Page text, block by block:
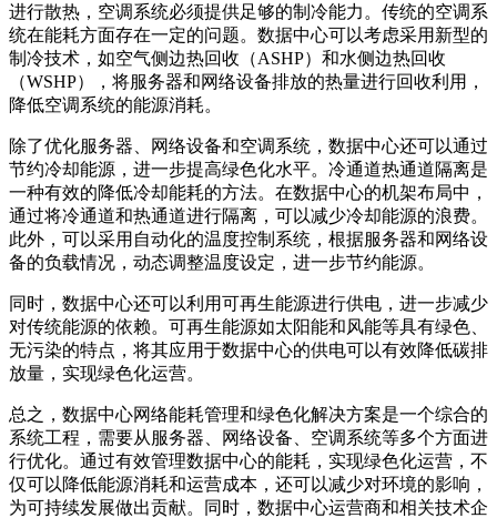
进行散热，空调系统必须提供足够的制冷能力。传统的空调系
统在能耗方面存在一定的问题。数据中心可以考虑采用新型的
制冷技术，如空气侧边热回收（ASHP）和水侧边热回收
（WSHP），将服务器和网络设备排放的热量进行回收利用，
降低空调系统的能源消耗。
除了优化服务器、网络设备和空调系统，数据中心还可以通过
节约冷却能源，进一步提高绿色化水平。冷通道热通道隔离是
一种有效的降低冷却能耗的方法。在数据中心的机架布局中，
通过将冷通道和热通道进行隔离，可以减少冷却能源的浪费。
此外，可以采用自动化的温度控制系统，根据服务器和网络设
备的负载情况，动态调整温度设定，进一步节约能源。
同时，数据中心还可以利用可再生能源进行供电，进一步减少
对传统能源的依赖。可再生能源如太阳能和风能等具有绿色、
无污染的特点，将其应用于数据中心的供电可以有效降低碳排
放量，实现绿色化运营。
总之，数据中心网络能耗管理和绿色化解决方案是一个综合的
系统工程，需要从服务器、网络设备、空调系统等多个方面进
行优化。通过有效管理数据中心的能耗，实现绿色化运营，不
仅可以降低能源消耗和运营成本，还可以减少对环境的影响，
为可持续发展做出贡献。同时，数据中心运营商和相关技术企